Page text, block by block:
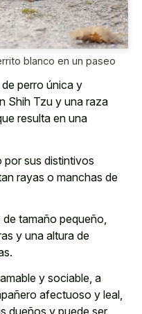
blanco en un paseo
perro única y
Shih Tzu y una raza
resulta en una
por sus distintivos
rayas o manchas de
tamaño pequeño,
y una altura de
y sociable, a
afectuoso y leal,
dueños y puede ser